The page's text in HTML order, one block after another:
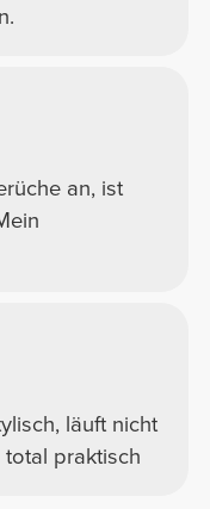
an, ist
läuft nicht
praktisch